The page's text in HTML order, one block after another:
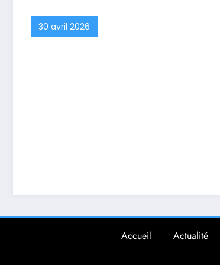
30 avril 2026
Accueil Actualité